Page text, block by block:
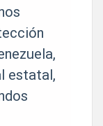
estatal,